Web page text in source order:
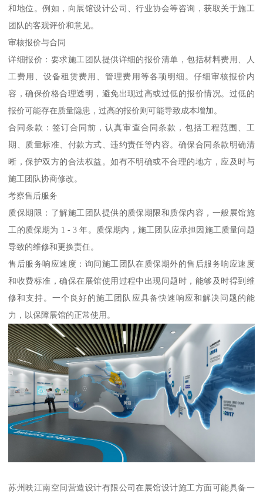
和地位。例如，向展馆设计公司、行业协会等咨询，获取关于施工
团队的客观评价和意见。
审核报价与合同
详细报价：要求施工团队提供详细的报价清单，包括材料费用、人
工费用、设备租赁费用、管理费用等各项明细。仔细审核报价内
容，确保价格合理透明，避免出现过高或过低的报价情况。过低的
报价可能存在质量隐患，过高的报价则可能导致成本增加。
合同条款：签订合同前，认真审查合同条款，包括工程范围、工
期、质量标准、付款方式、违约责任等内容。确保合同条款明确清
晰，保护双方的合法权益。如有不明确或不合理的地方，应及时与
施工团队协商修改。
考察售后服务
质保期限：了解施工团队提供的质保期限和质保内容，一般展馆施
工的质保期为 1 - 3 年。质保期内，施工团队应承担因施工质量问题
导致的维修和更换责任。
售后服务响应速度：询问施工团队在质保期外的售后服务响应速度
和收费标准，确保在展馆使用过程中出现问题时，能够及时得到维
修和支持。一个良好的施工团队应具备快速响应和解决问题的能
力，以保障展馆的正常使用。
苏州映江南空间营造设计有限公司在展馆设计施工方面可能具备一